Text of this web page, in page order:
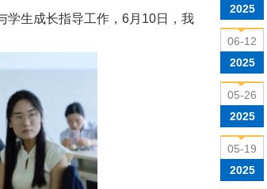
学生成长指导工作，6月10日，我
2025
06-12
2025
05-26
2025
05-19
2025